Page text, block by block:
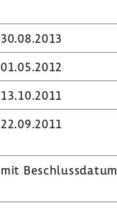
30.08.2013
01.05.2012
13.10.2011
22.09.2011
mit Beschluss­datum